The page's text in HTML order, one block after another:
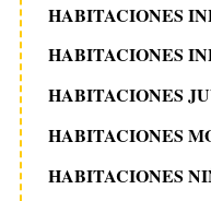
HABITACIONES
HABITACIONES
HABITACIONES
HABITACIONES
HABITACIONES